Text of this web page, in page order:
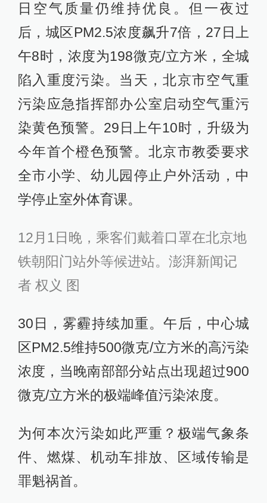
日空气质量仍维持优良。但一夜过
后，城区PM2.5浓度飙升7倍，27日上
午8时，浓度为198微克/立方米，全城
陷入重度污染。当天，北京市空气重
污染应急指挥部办公室启动空气重污
染黄色预警。29日上午10时，升级为
今年首个橙色预警。北京市教委要求
全市小学、幼儿园停止户外活动，中
学停止室外体育课。
12月1日晚，乘客们戴着口罩在北京地
铁朝阳门站外等候进站。澎湃新闻记
者 权义 图
30日，雾霾持续加重。午后，中心城
区PM2.5维持500微克/立方米的高污染
浓度，当晚南部部分站点出现超过900
微克/立方米的极端峰值污染浓度。
为何本次污染如此严重？极端气象条
件、燃煤、机动车排放、区域传输是
罪魁祸首。